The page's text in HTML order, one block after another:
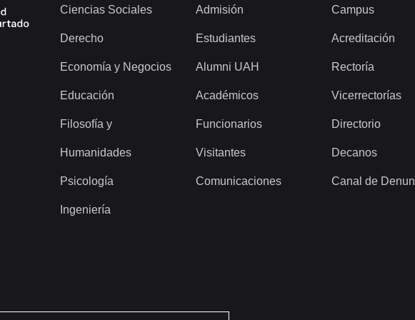
Ciencias Sociales
Derecho
Economía y Negocios
Educación
Filosofía y
Humanidades
Psicología
Ingeniería
Admisión
Estudiantes
Alumni UAH
Académicos
Funcionarios
Visitantes
Comunicaciones
Campus
Acreditación
Rectoría
Vicerrectorías
Directorio
Decanos
Canal de